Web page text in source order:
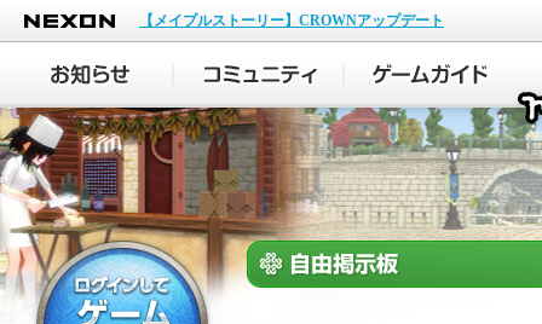
NEXON
【メイプルストーリー】CROWNアップデート